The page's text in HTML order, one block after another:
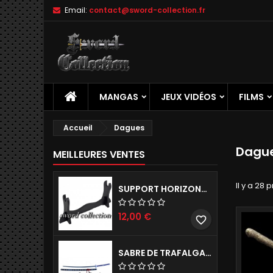
Email: contact@sword-collection.fr
MANGAS JEUX VIDÉOS FILMS
Accueil Dagues
MEILLEURES VENTES
SUPPORT HORIZONTAL DE KATANA - 1 NIVEAU
12,00 € favorite_border
SABRE DE TRAFALGAR LAW ONE PIECE - KIKOKU RÉPLIQUE DE COLLECTION 142 CM
Il y a 28